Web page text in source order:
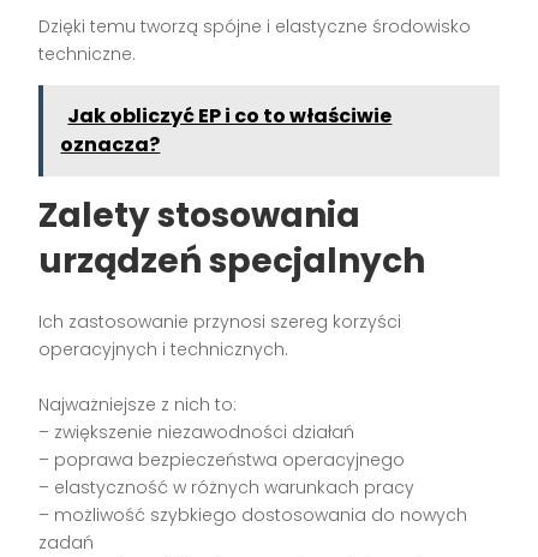
Dzięki temu tworzą spójne i elastyczne środowisko
techniczne.
Jak obliczyć EP i co to właściwie
oznacza?
Zalety stosowania
urządzeń specjalnych
Ich zastosowanie przynosi szereg korzyści
operacyjnych i technicznych.
Najważniejsze z nich to:
– zwiększenie niezawodności działań
– poprawa bezpieczeństwa operacyjnego
– elastyczność w różnych warunkach pracy
– możliwość szybkiego dostosowania do nowych
zadań